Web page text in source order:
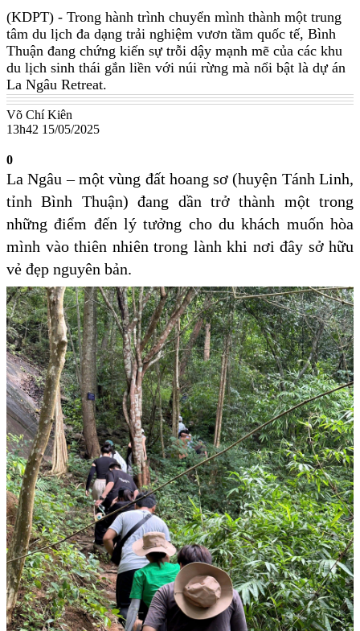
(KDPT) - Trong hành trình chuyển mình thành một trung
tâm du lịch đa dạng trải nghiệm vươn tầm quốc tế, Bình
Thuận đang chứng kiến sự trỗi dậy mạnh mẽ của các khu
du lịch sinh thái gắn liền với núi rừng mà nổi bật là dự án
La Ngâu Retreat.
Võ Chí Kiên
13h42 15/05/2025
0
La Ngâu – một vùng đất hoang sơ (huyện Tánh Linh,
tỉnh Bình Thuận) đang dần trở thành một trong
những điểm đến lý tưởng cho du khách muốn hòa
mình vào thiên nhiên trong lành khi nơi đây sở hữu
vẻ đẹp nguyên bản.